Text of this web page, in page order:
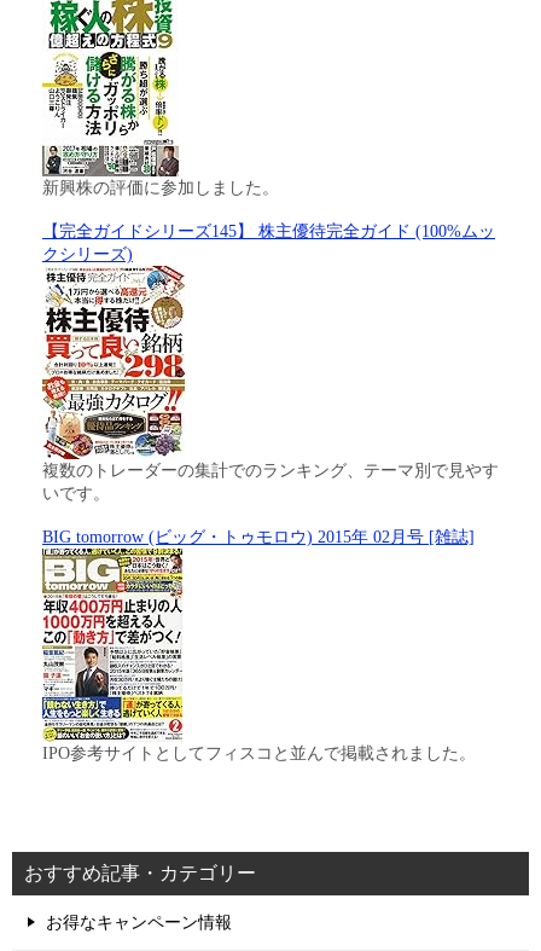
新興株の評価に参加しました。
【完全ガイドシリーズ145】 株主優待完全ガイド (100%ムッ
クシリーズ)
複数のトレーダーの集計でのランキング、テーマ別で見やす
いです。
BIG tomorrow (ビッグ・トゥモロウ) 2015年 02月号 [雑誌]
IPO参考サイトとしてフィスコと並んで掲載されました。
おすすめ記事・カテゴリー
お得なキャンペーン情報